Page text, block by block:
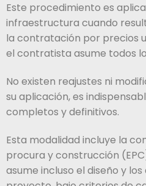
Este procedimiento es
infraestructura cuando
la contratación por precios
el contratista asume todos
No existen reajustes ni
su aplicación, es
completos y definitivos.
Esta modalidad incluye la
procura y construcción
asume incluso el diseño y